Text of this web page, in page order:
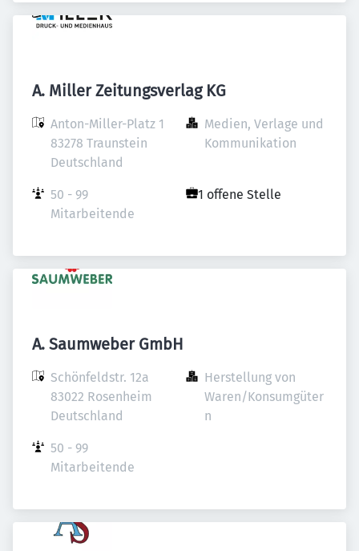
A. Miller Zeitungsverlag KG
Anton-Miller-Platz 1
83278 Traunstein
Deutschland
Medien, Verlage und
Kommunikation
50 - 99
Mitarbeitende
1 offene Stelle
A. Saumweber GmbH
Schönfeldstr. 12a
83022 Rosenheim
Deutschland
Herstellung von
Waren/Konsumgüter
n
50 - 99
Mitarbeitende